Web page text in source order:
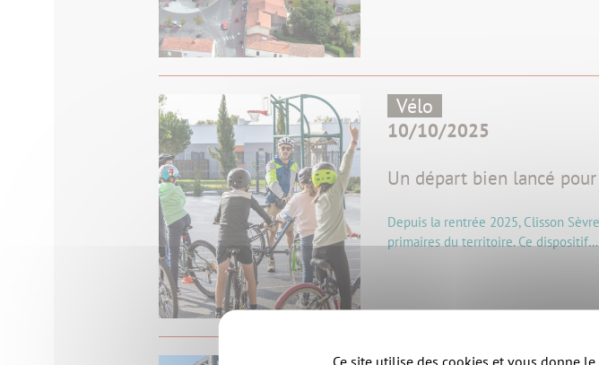
Vélo
10/10/2025
Un départ bien lancé
Depuis la rentrée 2025, Clisson
primaires du territoire. Ce dispositif…
Ce site utilise des cookies et vous donne